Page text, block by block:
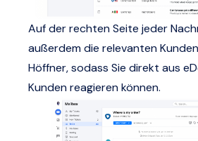
Auf der rechten Seite jeder
außerdem die relevanten
Höffner, sodass Sie direkt aus
Kunden reagieren können.